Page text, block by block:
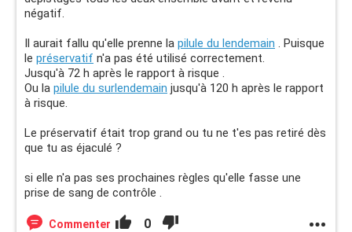
négatif.
Il aurait fallu qu'elle prenne la pilule du lendemain . Puisque
le préservatif n'a pas été utilisé correctement.
Jusqu'à 72 h après le rapport à risque .
Ou la pilule du surlendemain jusqu'à 120 h après le rapport
à risque.
Le préservatif était trop grand ou tu ne t'es pas retiré dès
que tu as éjaculé ?
si elle n'a pas ses prochaines règles qu'elle fasse une
prise de sang de contrôle .
Commenter 0